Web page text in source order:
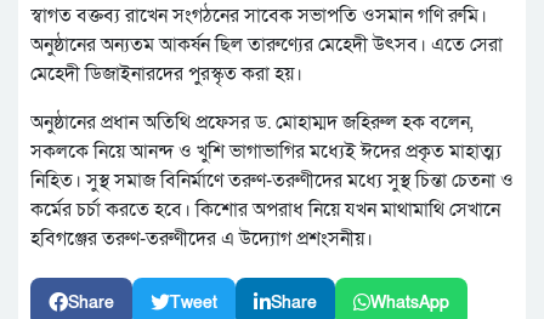
স্বাগত বক্তব্য রাখেন সংগঠনের সাবেক সভাপতি ওসমান গণি রুমি।
অনুষ্ঠানের অন্যতম আকর্ষন ছিল তারুণ্যের মেহেদী উৎসব। এতে সেরা
মেহেদী ডিজাইনারদের পুরস্কৃত করা হয়।
অনুষ্ঠানের প্রধান অতিথি প্রফেসর ড. মোহাম্মদ জহিরুল হক বলেন,
সকলকে নিয়ে আনন্দ ও খুশি ভাগাভাগির মধ্যেই ঈদের প্রকৃত মাহাত্ম্য
নিহিত। সুস্থ সমাজ বিনির্মাণে তরুণ-তরুণীদের মধ্যে সুস্থ চিন্তা চেতনা ও
কর্মের চর্চা করতে হবে। কিশোর অপরাধ নিয়ে যখন মাথামাথি সেখানে
হবিগঞ্জের তরুণ-তরুণীদের এ উদ্যোগ প্রশংসনীয়।
Share Tweet Share WhatsApp